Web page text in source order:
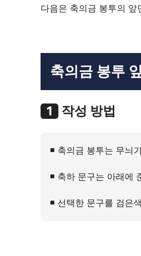
다음은 축의금 봉투의
축의금 봉투
1 작성 방법
◾ 축의금 봉투는 무늬
◾ 축하 문구는 아래에
◾ 선택한 문구를 검은